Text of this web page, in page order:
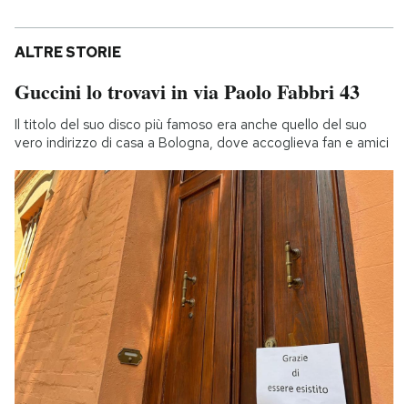
ALTRE STORIE
Guccini lo trovavi in via Paolo Fabbri 43
Il titolo del suo disco più famoso era anche quello del suo
vero indirizzo di casa a Bologna, dove accoglieva fan e amici